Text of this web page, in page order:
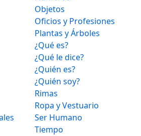
Objetos
Oficios y Profesiones
Plantas y Árboles
¿Qué es?
¿Qué le dice?
¿Quién es?
¿Quién soy?
Rimas
Ropa y Vestuario
Ser Humano
Tiempo